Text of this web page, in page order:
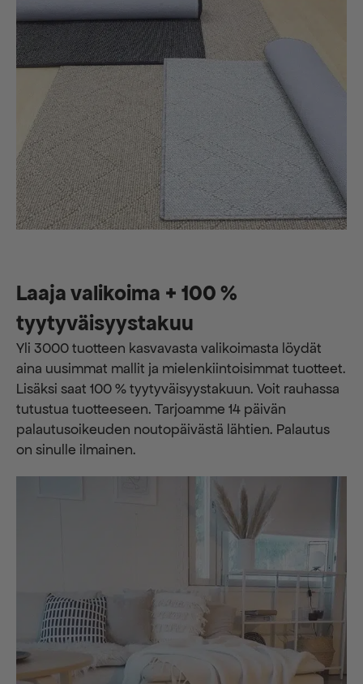
Laaja valikoima + 100 %
tyytyväisyystakuu
Yli 3000 tuotteen kasvavasta valikoimasta löydät
aina uusimmat mallit ja mielenkiintoisimmat tuotteet.
Lisäksi saat 100 % tyytyväisyystakuun. Voit rauhassa
tutustua tuotteeseen. Tarjoamme 14 päivän
palautusoikeuden noutopäivästä lähtien. Palautus
on sinulle ilmainen.